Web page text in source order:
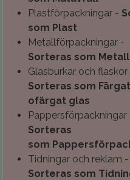
Plastförpackningar -
som Plast
Metallförpackningar -
Sorteras som Metall
Glasburkar och
Sorteras som
ofärgat glas
Pappersförpackningar
Sorteras
som
Tidningar och reklam -
Sorteras som